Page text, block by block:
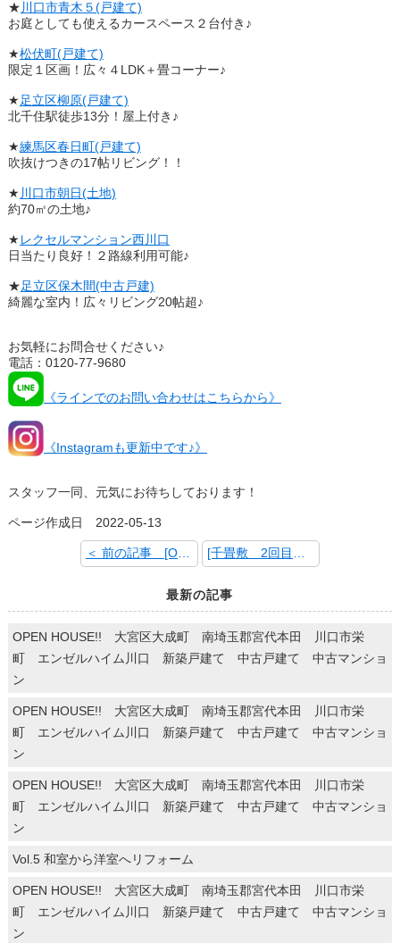
★ 川口市青木５(戸建て)
お庭としても使えるカースペース２台付き♪
★松伏町(戸建て)
限定１区画！広々４LDK＋畳コーナー♪
★ 足立区柳原(戸建て)
北千住駅徒歩13分！屋上付き♪
★練馬区春日町(戸建て)
吹抜けつきの17帖リビング！！
★ 川口市朝日(土地)
約70㎡の土地♪
★ レクセルマンション西川口
日当たり良好！２路線利用可能♪
★足立区保木間(中古戸建)
綺麗な室内！広々リビング20帖超♪
お気軽にお問合せください♪
電話：0120-77-9680
《ラインでのお問い合わせはこちらから》
《Instagramも更新中です♪》
スタッフ一同、元気にお待ちしております！
ページ作成日 2022-05-13
＜ 前の記事 [OPEN HOUSE!!]
最新の記事
OPEN HOUSE!! 大宮区大成町 南埼玉郡宮代本田 川口市栄
町 エンゼルハイム川口 新築戸建て 中古戸建て 中古マンショ
ン
OPEN HOUSE!! 大宮区大成町 南埼玉郡宮代本田 川口市栄
町 エンゼルハイム川口 新築戸建て 中古戸建て 中古マンショ
ン
OPEN HOUSE!! 大宮区大成町 南埼玉郡宮代本田 川口市栄
町 エンゼルハイム川口 新築戸建て 中古戸建て 中古マンショ
ン
Vol.5 和室から洋室へリフォーム
OPEN HOUSE!! 大宮区大成町 南埼玉郡宮代本田 川口市栄
町 エンゼルハイム川口 新築戸建て 中古戸建て 中古マンショ
ン